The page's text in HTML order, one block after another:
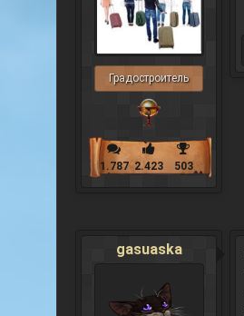
Градостроитель
1.787 2.423 503
gasuaska